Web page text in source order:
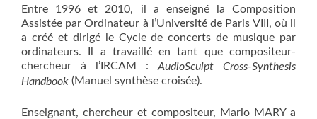
Entre 1996 et 2010, il a enseigné la Composition
Assistée par Ordinateur à l’Université de Paris VIII, où il
a créé et dirigé le Cycle de concerts de musique par
ordinateurs. Il a travaillé en tant que compositeur-
chercheur à l’IRCAM : AudioSculpt Cross-Synthesis
Handbook (Manuel synthèse croisée).
Enseignant, chercheur et compositeur, Mario MARY a